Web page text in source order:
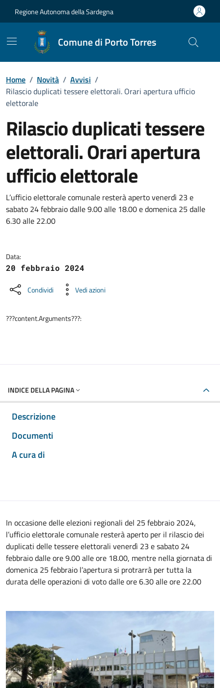
Regione Autonoma della Sardegna
Comune di Porto Torres
Home / Novità / Avvisi /
Rilascio duplicati tessere elettorali. Orari apertura ufficio
elettorale
Rilascio duplicati tessere
elettorali. Orari apertura
ufficio elettorale
Dettagli della notizia
L’ufficio elettorale comunale resterà aperto venerdì 23 e
sabato 24 febbraio dalle 9.00 alle 18.00 e domenica 25 dalle
6.30 alle 22.00
Data:
20 febbraio 2024
Condividi Vedi azioni
???content.Arguments???:
INDICE DELLA PAGINA
Descrizione
Documenti
A cura di
In occasione delle elezioni regionali del 25 febbraio 2024,
l’ufficio elettorale comunale resterà aperto per il rilascio dei
duplicati delle tessere elettorali venerdì 23 e sabato 24
febbraio dalle ore 9.00 alle ore 18.00, mentre nella giornata di
domenica 25 febbraio l’apertura si protrarrà per tutta la
durata delle operazioni di voto dalle ore 6.30 alle ore 22.00